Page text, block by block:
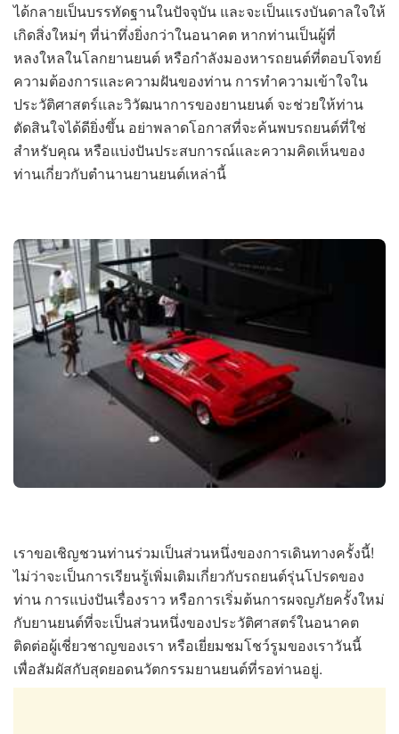
ได้กลายเป็นบรรทัดฐานในปัจจุบัน และจะเป็นแรงบันดาลใจให้
เกิดสิ่งใหม่ๆ ที่น่าทึ่งยิ่งกว่าในอนาคต หากท่านเป็นผู้ที่
หลงใหลในโลกยานยนต์ หรือกำลังมองหารถยนต์ที่ตอบโจทย์
ความต้องการและความฝันของท่าน การทำความเข้าใจใน
ประวัติศาสตร์และวิวัฒนาการของยานยนต์ จะช่วยให้ท่าน
ตัดสินใจได้ดียิ่งขึ้น อย่าพลาดโอกาสที่จะค้นพบรถยนต์ที่ใช่
สำหรับคุณ หรือแบ่งปันประสบการณ์และความคิดเห็นของ
ท่านเกี่ยวกับตำนานยานยนต์เหล่านี้
เราขอเชิญชวนท่านร่วมเป็นส่วนหนึ่งของการเดินทางครั้งนี้!
ไม่ว่าจะเป็นการเรียนรู้เพิ่มเติมเกี่ยวกับรถยนต์รุ่นโปรดของ
ท่าน การแบ่งปันเรื่องราว หรือการเริ่มต้นการผจญภัยครั้งใหม่
กับยานยนต์ที่จะเป็นส่วนหนึ่งของประวัติศาสตร์ในอนาคต
ติดต่อผู้เชี่ยวชาญของเรา หรือเยี่ยมชมโชว์รูมของเราวันนี้
เพื่อสัมผัสกับสุดยอดนวัตกรรมยานยนต์ที่รอท่านอยู่.